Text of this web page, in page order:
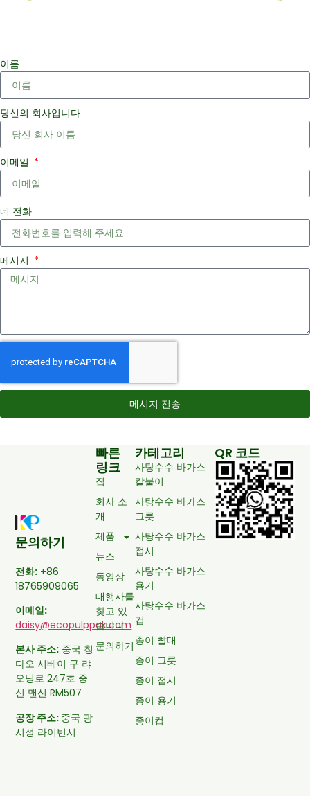
이름
당신의 회사입니다
이메일
네 전화
메시지
메시지 전송
문의하기
전화: +86
18765909065
이메일:
daisy@ecopulppak.com
본사 주소: 중국 칭
다오 시베이 구 랴
오닝로 247호 중
신 맨션 RM507
공장 주소: 중국 광
시성 라이빈시
빠른
링크
집
회사 소
개
제품
뉴스
동영상
대행사를
찾고 있
습니다
문의하기
카테고리
사탕수수 바가스
칼붙이
사탕수수 바가스
그릇
사탕수수 바가스
접시
사탕수수 바가스
용기
사탕수수 바가스
컵
종이 빨대
종이 그릇
종이 접시
종이 용기
종이컵
QR 코드